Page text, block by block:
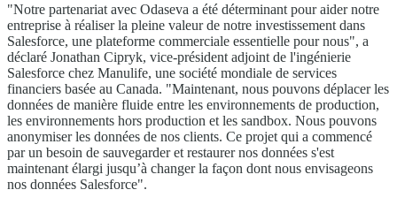
"Notre partenariat avec Odaseva a été déterminant pour aider notre
entreprise à réaliser la pleine valeur de notre investissement dans
Salesforce, une plateforme commerciale essentielle pour nous", a
déclaré Jonathan Cipryk, vice-président adjoint de l'ingénierie
Salesforce chez Manulife, une société mondiale de services
financiers basée au Canada. "Maintenant, nous pouvons déplacer les
données de manière fluide entre les environnements de production,
les environnements hors production et les sandbox. Nous pouvons
anonymiser les données de nos clients. Ce projet qui a commencé
par un besoin de sauvegarder et restaurer nos données s'est
maintenant élargi jusqu’à changer la façon dont nous envisageons
nos données Salesforce".